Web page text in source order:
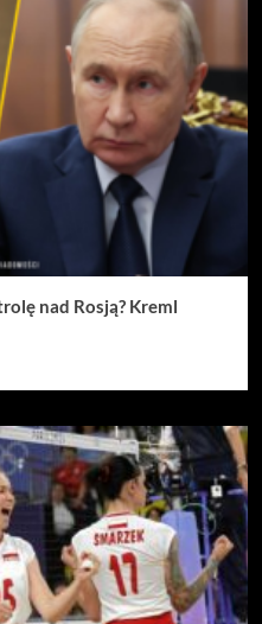
nad Rosją? Kreml